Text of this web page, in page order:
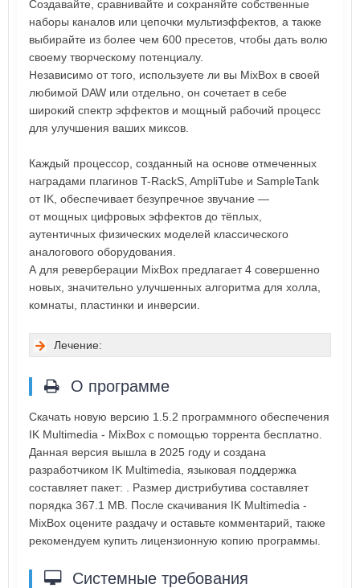
Создавайте, сравнивайте и сохраняйте собственные
наборы каналов или цепочки мультиэффектов, а также
выбирайте из более чем 600 пресетов, чтобы дать волю
своему творческому потенциалу.
Независимо от того, используете ли вы MixBox в своей
любимой DAW или отдельно, он сочетает в себе
широкий спектр эффектов и мощный рабочий процесс
для улучшения ваших миксов.
Каждый процессор, созданный на основе отмеченных
наградами плагинов T-RackS, AmpliTube и SampleTank
от IK, обеспечивает безупречное звучание —
от мощных цифровых эффектов до тёплых,
аутентичных физических моделей классического
аналогового оборудования.
А для реверберации MixBox предлагает 4 совершенно
новых, значительно улучшенных алгоритма для холла,
комнаты, пластинки и инверсии.
Лечение:
О программе
Скачать новую версию 1.5.2 программного обеспечения
IK Multimedia - MixBox с помощью торрента бесплатно.
Данная версия вышла в 2025 году и создана
разработчиком IK Multimedia, языковая поддержка
составляет пакет: . Размер дистрибутива составляет
порядка 367.1 MB. После скачивания IK Multimedia -
MixBox оцените раздачу и оставьте комментарий, также
рекомендуем купить лицензионную копию программы.
Системные требования